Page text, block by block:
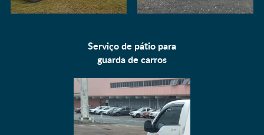
Serviço de pátio para
guarda de carros